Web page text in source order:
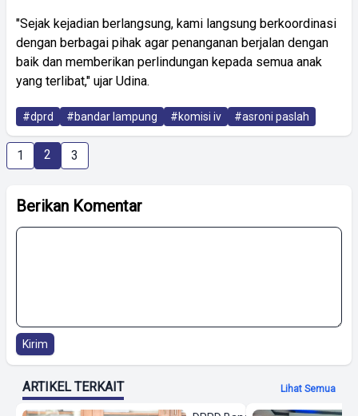
"Sejak kejadian berlangsung, kami langsung berkoordinasi
dengan berbagai pihak agar penanganan berjalan dengan
baik dan memberikan perlindungan kepada semua anak
yang terlibat," ujar Udina.
#dprd #bandar lampung #komisi iv #asroni paslah
1 2 3
Berikan Komentar
Kirim
ARTIKEL TERKAIT Lihat Semua